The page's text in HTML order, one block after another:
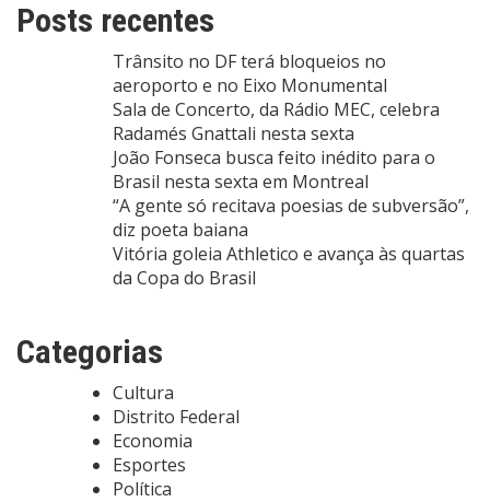
Posts recentes
Trânsito no DF terá bloqueios no
aeroporto e no Eixo Monumental
Sala de Concerto, da Rádio MEC, celebra
Radamés Gnattali nesta sexta
João Fonseca busca feito inédito para o
Brasil nesta sexta em Montreal
“A gente só recitava poesias de subversão”,
diz poeta baiana
Vitória goleia Athletico e avança às quartas
da Copa do Brasil
Categorias
Cultura
Distrito Federal
Economia
Esportes
Política